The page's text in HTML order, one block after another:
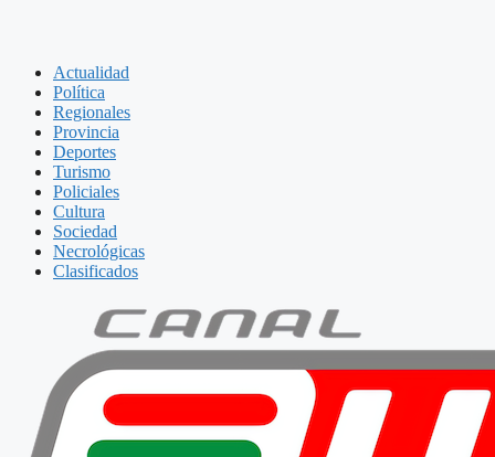
Actualidad
Política
Regionales
Provincia
Deportes
Turismo
Policiales
Cultura
Sociedad
Necrológicas
Clasificados